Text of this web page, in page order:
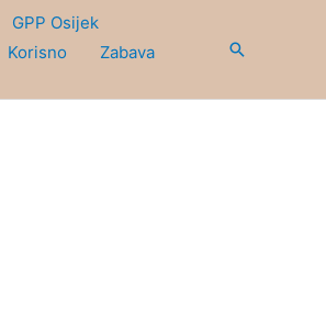
GPP Osijek
Korisno
Zabava
Search